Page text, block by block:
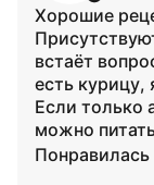
Хорошие
встаёт
есть курицу,
Если только
можно
Понравилась